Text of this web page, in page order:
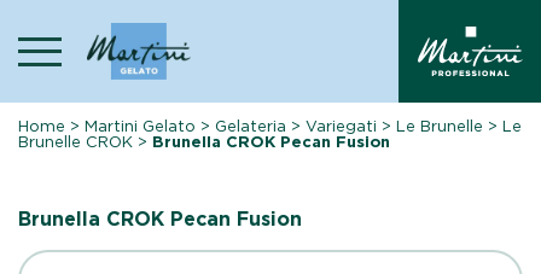
content
Home >Martini Gelato > Gelateria >Variegati >Le Brunelle >Le
Brunelle CROK > Brunella CROK Pecan Fusion
Brunella CROK Pecan Fusion